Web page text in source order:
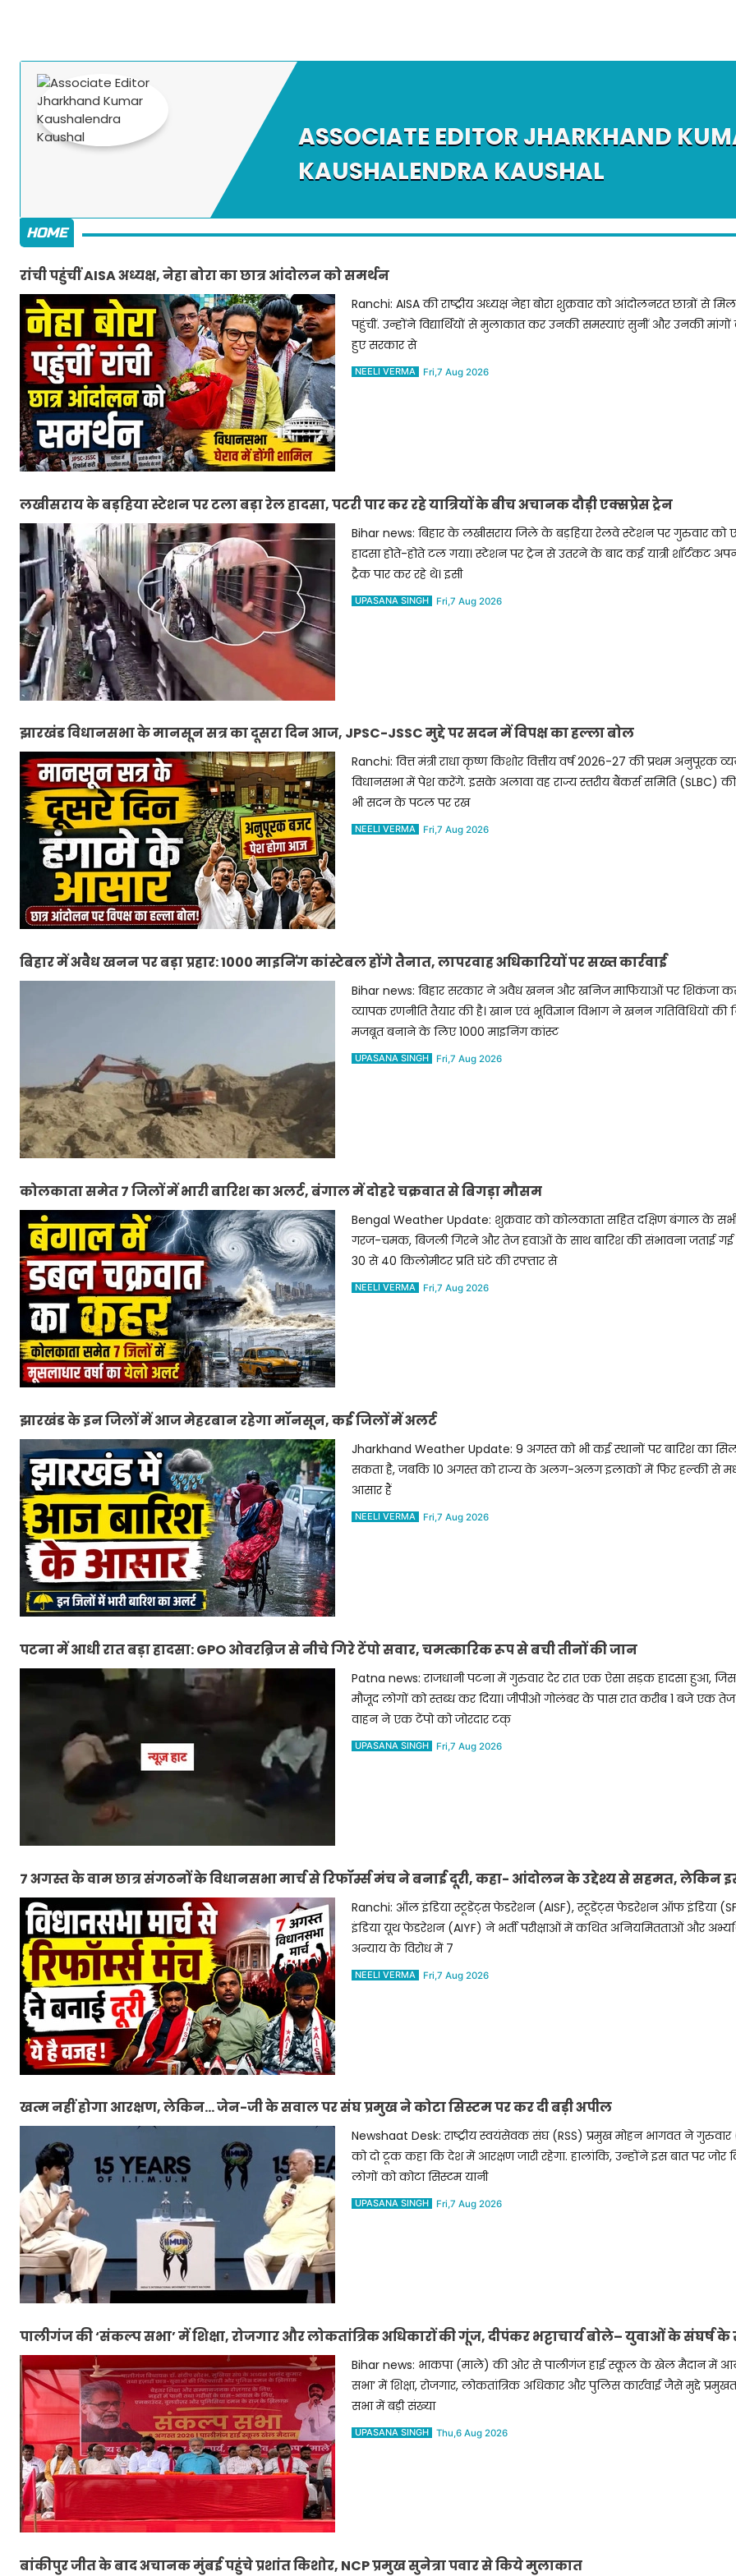
ASSOCIATE EDITOR JHARKHAND
KAUSHALENDRA KAUSHAL
HOME
रांची पहुंचीं AISA अध्यक्ष, नेहा बोरा का छात्र आंदोलन को समर्थन
Ranchi: AISA की राष्ट्रीय अध्यक्ष नेहा बोरा शुक्रवार को आंदोलनरत छात्रों से
पहुंचीं. उन्होंने विद्यार्थियों से मुलाकात कर उनकी समस्याएं सुनीं और उनकी
हुए सरकार से
NEELI VERMA Fri,7 Aug 2026
लखीसराय के बड़हिया स्टेशन पर टला बड़ा रेल हादसा, पटरी पार कर रहे यात्रियों के बीच अचानक दौड़ी एक्सप्रेस ट्रेन
Bihar news: बिहार के लखीसराय जिले के बड़हिया रेलवे स्टेशन पर गुरुवार को
हादसा होते-होते टल गया। स्टेशन पर ट्रेन से उतरने के बाद कई यात्री शॉर्टकट
ट्रैक पार कर रहे थे। इसी
UPASANA SINGH Fri,7 Aug 2026
झारखंड विधानसभा के मानसून सत्र का दूसरा दिन आज, JPSC-JSSC मुद्दे पर सदन में विपक्ष का हल्ला बोल
Ranchi: वित्त मंत्री राधा कृष्ण किशोर वित्तीय वर्ष 2026-27 की प्रथम अनुपूरक
विधानसभा में पेश करेंगे. इसके अलावा वह राज्य स्तरीय बैंकर्स समिति (SLBC) की
भी सदन के पटल पर रख
NEELI VERMA Fri,7 Aug 2026
बिहार में अवैध खनन पर बड़ा प्रहार: 1000 माइनिंग कांस्टेबल होंगे तैनात, लापरवाह अधिकारियों पर सख्त कार्रवाई
Bihar news: बिहार सरकार ने अवैध खनन और खनिज माफियाओं पर शिकंजा
व्यापक रणनीति तैयार की है। खान एवं भूविज्ञान विभाग ने खनन गतिविधियों की
मजबूत बनाने के लिए 1000 माइनिंग कांस्ट
UPASANA SINGH Fri,7 Aug 2026
कोलकाता समेत 7 जिलों में भारी बारिश का अलर्ट, बंगाल में दोहरे चक्रवात से बिगड़ा मौसम
Bengal Weather Update: शुक्रवार को कोलकाता सहित दक्षिण बंगाल के
गरज-चमक, बिजली गिरने और तेज हवाओं के साथ बारिश की संभावना जताई गई
30 से 40 किलोमीटर प्रति घंटे की रफ्तार से
NEELI VERMA Fri,7 Aug 2026
झारखंड के इन जिलों में आज मेहरबान रहेगा मॉनसून, कई जिलों में अलर्ट
Jharkhand Weather Update: 9 अगस्त को भी कई स्थानों पर बारिश का
सकता है, जबकि 10 अगस्त को राज्य के अलग-अलग इलाकों में फिर हल्की से
आसार हैं
NEELI VERMA Fri,7 Aug 2026
पटना में आधी रात बड़ा हादसा: GPO ओवरब्रिज से नीचे गिरे टेंपो सवार, चमत्कारिक रूप से बची तीनों की जान
Patna news: राजधानी पटना में गुरुवार देर रात एक ऐसा सड़क हादसा हुआ,
मौजूद लोगों को स्तब्ध कर दिया। जीपीओ गोलंबर के पास रात करीब 1 बजे एक तेज
वाहन ने एक टेंपो को जोरदार टक्
UPASANA SINGH Fri,7 Aug 2026
7 अगस्त के वाम छात्र संगठनों के विधानसभा मार्च से रिफॉर्म्स मंच ने बनाई दूरी, कहा- आंदोलन के उद्देश्य से सहमत, लेकिन
में शामिल नहीं होंगे
Ranchi: ऑल इंडिया स्टूडेंट्स फेडरेशन (AISF), स्टूडेंट्स फेडरेशन ऑफ इंडिया
इंडिया यूथ फेडरेशन (AIYF) ने भर्ती परीक्षाओं में कथित अनियमितताओं और
अन्याय के विरोध में 7
NEELI VERMA Fri,7 Aug 2026
खत्म नहीं होगा आरक्षण, लेकिन... जेन-जी के सवाल पर संघ प्रमुख ने कोटा सिस्टम पर कर दी बड़ी अपील
Newshaat Desk: राष्ट्रीय स्वयंसेवक संघ (RSS) प्रमुख मोहन भागवत ने
को दो टूक कहा कि देश में आरक्षण जारी रहेगा. हालांकि, उन्होंने इस बात पर जोर
लोगों को कोटा सिस्टम यानी
UPASANA SINGH Fri,7 Aug 2026
पालीगंज की ‘संकल्प सभा’ में शिक्षा, रोजगार और लोकतांत्रिक अधिकारों की गूंज, दीपंकर भट्टाचार्य बोले– युवाओं के संघर्ष
Bihar news: भाकपा (माले) की ओर से पालीगंज हाई स्कूल के खेल मैदान में
सभा’ में शिक्षा, रोजगार, लोकतांत्रिक अधिकार और पुलिस कार्रवाई जैसे मुद्दे
सभा में बड़ी संख्या
UPASANA SINGH Thu,6 Aug 2026
बांकीपुर जीत के बाद अचानक मुंबई पहुंचे प्रशांत किशोर, NCP प्रमुख सुनेत्रा पवार से किये मुलाकात